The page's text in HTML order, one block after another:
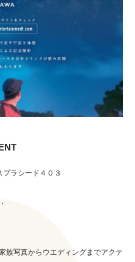
ラシード４０３
族写真からウエディングまでアクテ